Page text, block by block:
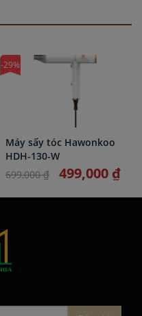
-29%
Máy sấy tóc Hawonkoo
HDH-130-W
699,000 ₫
499,000 ₫